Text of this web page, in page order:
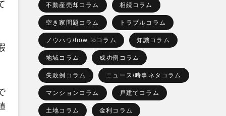
不動産売却コラム 相続コラム
空き家問題コラム トラブルコラム
ノウハウ/how toコラム 知識コラム
地域コラム 成功例コラム
失敗例コラム ニュース/時事ネタコラム
マンションコラム 戸建てコラム
土地コラム 金利コラム